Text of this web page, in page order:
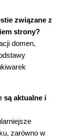
związane z
strony?
domen,
są aktualne i
zarówno w